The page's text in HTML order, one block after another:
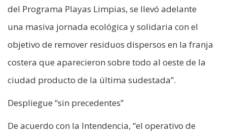
del Programa Playas Limpias, se llevó adelante
una masiva jornada ecológica y solidaria con el
objetivo de remover residuos dispersos en la franja
costera que aparecieron sobre todo al oeste de la
ciudad producto de la última sudestada”.
Despliegue “sin precedentes”
De acuerdo con la Intendencia, “el operativo de